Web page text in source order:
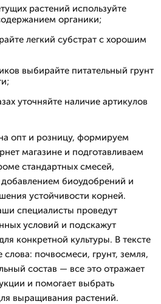
растений используйте
органики;
легкий субстрат с хорошим
выбирайте питательный грунт
уточняйте наличие артикулов
опт и розницу, формируем
магазине и подготавливаем
стандартных смесей,
биоудобрений и
устойчивости корней.
специалисты проведут
условий и подскажут
конкретной культуры. В тексте
почвосмеси, грунт, земля,
состав — все это отражает
и помогает выбрать
выращивания растений.